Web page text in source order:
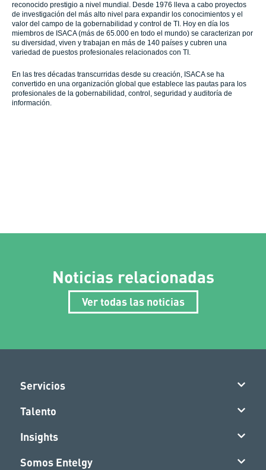
reconocido prestigio a nivel mundial. Desde 1976 lleva a cabo proyectos
de investigación del más alto nivel para expandir los conocimientos y el
valor del campo de la gobernabilidad y control de TI. Hoy en día los
miembros de ISACA (más de 65.000 en todo el mundo) se caracterizan por
su diversidad, viven y trabajan en más de 140 países y cubren una
variedad de puestos profesionales relacionados con TI.
En las tres décadas transcurridas desde su creación, ISACA se ha
convertido en una organización global que establece las pautas para los
profesionales de la gobernabilidad, control, seguridad y auditoría de
información.
Noticias relacionadas
Ver todas las noticias
Servicios
Talento
Insights
Somos Entelgy